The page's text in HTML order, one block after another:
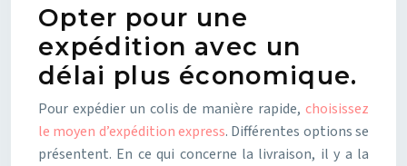
Opter pour une
expédition avec un
délai plus économique.
Pour expédier un colis de manière rapide, choisissez
le moyen d’expédition express. Différentes options se
présentent. En ce qui concerne la livraison, il y a la